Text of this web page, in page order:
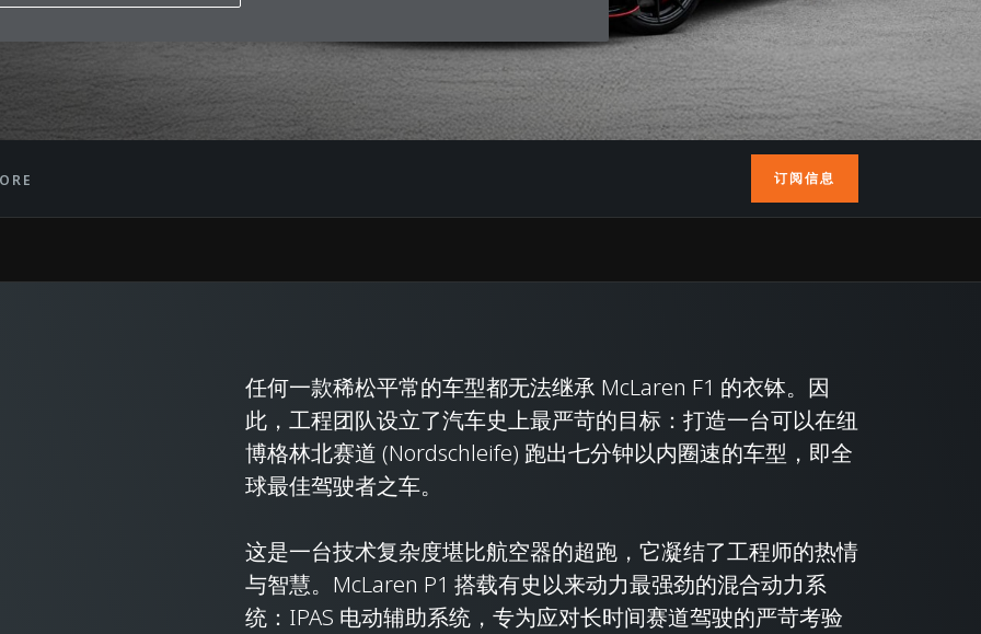
订阅信息
任何一款稀松平常的车型都无法继承 McLaren F1 的衣钵。因
此，工程团队设立了汽车史上最严苛的目标：打造一台可以在纽
博格林北赛道 (Nordschleife) 跑出七分钟以内圈速的车型，即全
球最佳驾驶者之车。
这是一台技术复杂度堪比航空器的超跑，它凝结了工程师的热情
与智慧。McLaren P1 搭载有史以来动力最强劲的混合动力系
统：IPAS 电动辅助系统，专为应对长时间赛道驾驶的严苛考验